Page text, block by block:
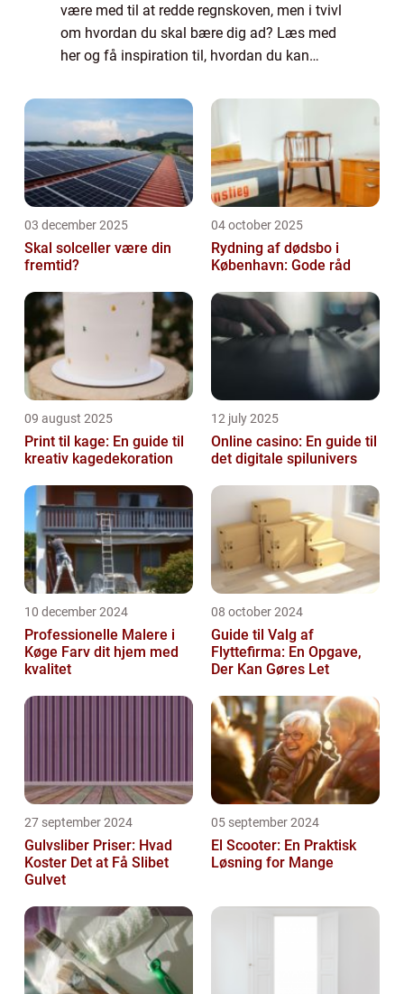
være med til at redde regnskoven, men i tvivl
om hvordan du skal bære dig ad? Læs med
her og få inspiration til, hvordan du kan
smukke danske skove og alle de dejlige dy...
03 december 2025
Skal solceller være din
fremtid?
04 october 2025
Rydning af dødsbo i
København: Gode råd
09 august 2025
Print til kage: En guide til
kreativ kagedekoration
12 july 2025
Online casino: En guide til
det digitale spilunivers
10 december 2024
Professionelle Malere i
Køge Farv dit hjem med
kvalitet
08 october 2024
Guide til Valg af
Flyttefirma: En Opgave,
Der Kan Gøres Let
27 september 2024
Gulvsliber Priser: Hvad
Koster Det at Få Slibet
Gulvet
05 september 2024
El Scooter: En Praktisk
Løsning for Mange